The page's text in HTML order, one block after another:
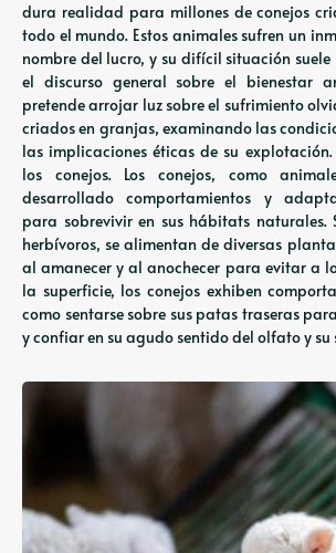
dura realidad para millones de conejos
todo el mundo. Estos animales sufren un
nombre del lucro, y su difícil situación
el discurso general sobre el bienestar
pretende arrojar luz sobre el sufrimiento
criados en granjas, examinando las
las implicaciones éticas de su
los conejos. Los conejos, como
desarrollado comportamientos y
para sobrevivir en sus hábitats naturales.
herbívoros, se alimentan de diversas
al amanecer y al anochecer para evitar a
la superficie, los conejos exhiben
como sentarse sobre sus patas traseras
y confiar en su agudo sentido del olfato y